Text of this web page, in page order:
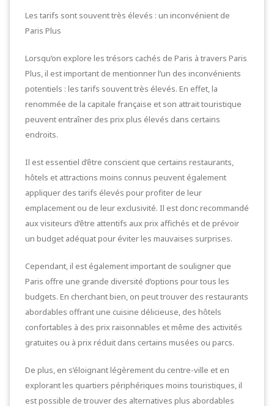
Les tarifs sont souvent très élevés : un inconvénient de
Paris Plus
Lorsqu’on explore les trésors cachés de Paris à travers Paris
Plus, il est important de mentionner l’un des inconvénients
potentiels : les tarifs souvent très élevés. En effet, la
renommée de la capitale française et son attrait touristique
peuvent entraîner des prix plus élevés dans certains
endroits.
Il est essentiel d’être conscient que certains restaurants,
hôtels et attractions moins connus peuvent également
appliquer des tarifs élevés pour profiter de leur
emplacement ou de leur exclusivité. Il est donc recommandé
aux visiteurs d’être attentifs aux prix affichés et de prévoir
un budget adéquat pour éviter les mauvaises surprises.
Cependant, il est également important de souligner que
Paris offre une grande diversité d’options pour tous les
budgets. En cherchant bien, on peut trouver des restaurants
abordables offrant une cuisine délicieuse, des hôtels
confortables à des prix raisonnables et même des activités
gratuites ou à prix réduit dans certains musées ou parcs.
De plus, en s’éloignant légèrement du centre-ville et en
explorant les quartiers périphériques moins touristiques, il
est possible de trouver des alternatives plus abordables